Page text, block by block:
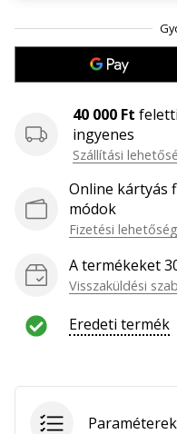
márkánk
nagykövete
Te
kézilabda-
őrült
mi?
Csatlakozz
hozzánk
márkanagykövetként.
Minden cikk
40 000 Ft
ingyenes
Szállítási
Online kártyás
módok
Fizetési
A termékeket
Visszaküldési
Eredeti termék
Paraméterek